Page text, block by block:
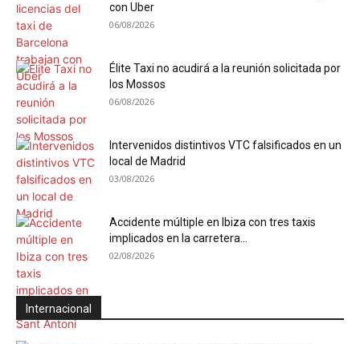
con Uber
06/08/2026
Élite Taxi no acudirá a la reunión solicitada por
los Mossos
06/08/2026
Intervenidos distintivos VTC falsificados en un
local de Madrid
03/08/2026
Accidente múltiple en Ibiza con tres taxis
implicados en la carretera...
02/08/2026
Internacional